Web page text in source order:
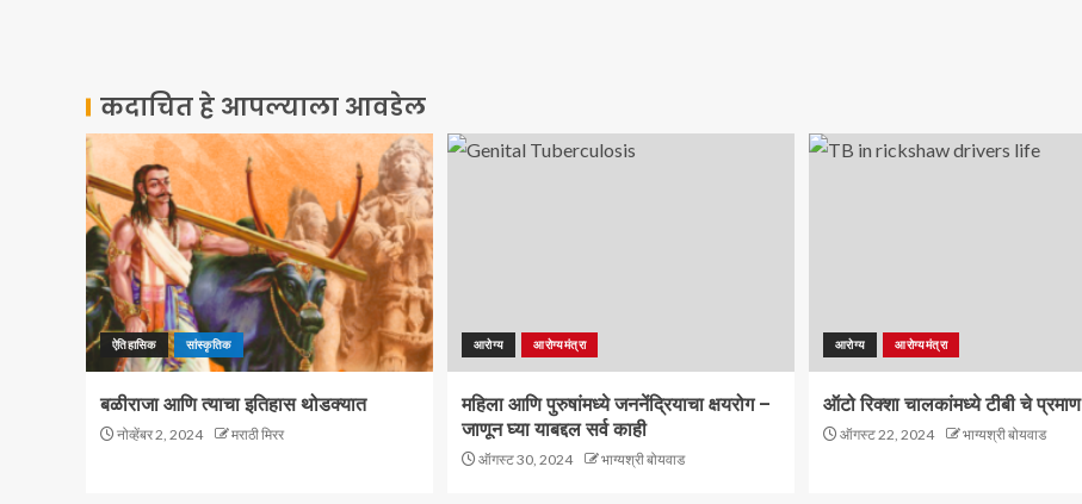
कदाचित हे आपल्याला आवडेल
ऐतिहासिक सांस्कृतिक
बळीराजा आणि त्याचा इतिहास थोडक्यात
नोव्हेंबर 2, 2024 मराठी मिरर
आरोग्य आरोग्यमंत्रा
महिला आणि पुरुषांमध्ये जननेंद्रियाचा क्षयरोग –
जाणून घ्या याबद्दल सर्व काही
ऑगस्ट 30, 2024 भाग्यश्री बोयवाड
आरोग्य आरोग्यमंत्रा
ऑटो रिक्शा चालकांमध्ये टीबी चे प्रमाण
ऑगस्ट 22, 2024 भाग्यश्री बोयवाड